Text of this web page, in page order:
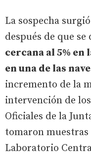
La sospecha
después de que
cercana al 5% en
en una de las
incremento de la
intervención de
Oficiales de la
tomaron
Laboratorio